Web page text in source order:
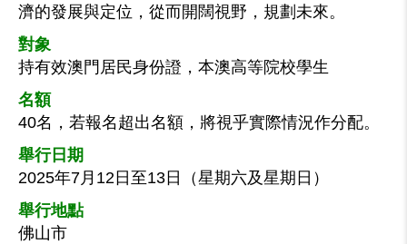
濟的發展與定位，從而開闊視野，規劃未來。
對象
持有效澳門居民身份證，本澳高等院校學生
名額
40名，若報名超出名額，將視乎實際情況作分配。
舉行日期
2025年7月12日至13日（星期六及星期日）
舉行地點
佛山市